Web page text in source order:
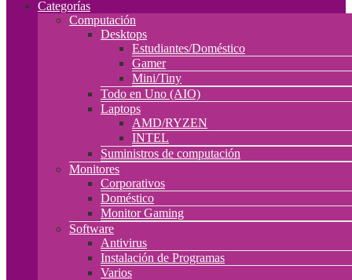
Categorías
Computación
Desktops
Estudiantes/Doméstico
Gamer
Mini/Tiny
Todo en Uno (AIO)
Laptops
AMD/RYZEN
INTEL
Suministros de computación
Monitores
Corporativos
Doméstico
Monitor Gaming
Software
Antivirus
Instalación de Programas
Varios